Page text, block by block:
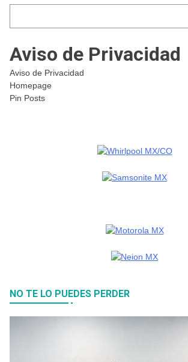
Aviso de Privacidad
Aviso de Privacidad
Homepage
Pin Posts
NO TE LO PUEDES PERDER